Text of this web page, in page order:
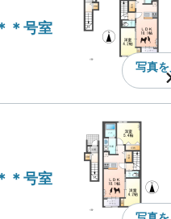
＊号室
写真を
＊号室